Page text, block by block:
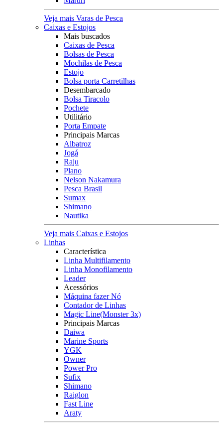
Veja mais Varas de Pesca
Caixas e Estojos
Mais buscados
Caixas de Pesca
Bolsas de Pesca
Mochilas de Pesca
Estojo
Bolsa porta Carretilhas
Desembarcado
Bolsa Tiracolo
Pochete
Utilitário
Porta Empate
Principais Marcas
Albatroz
Jogá
Raju
Plano
Nelson Nakamura
Pesca Brasil
Sumax
Shimano
Nautika
Veja mais Caixas e Estojos
Linhas
Característica
Linha Multifilamento
Linha Monofilamento
Leader
Acessórios
Máquina fazer Nó
Contador de Linhas
Magic Line(Monster 3x)
Principais Marcas
Daiwa
Marine Sports
YGK
Owner
Power Pro
Sufix
Shimano
Raiglon
Fast Line
Araty